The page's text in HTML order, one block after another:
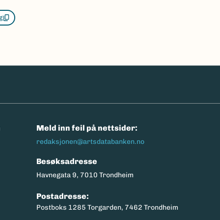
Meld inn feil på nettsider:
redaksjonen@artsdatabanken.no
Besøksadresse
Havnegata 9, 7010 Trondheim
Postadresse:
Postboks 1285 Torgarden, 7462 Trondheim